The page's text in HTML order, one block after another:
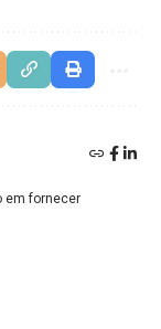
em fornecer